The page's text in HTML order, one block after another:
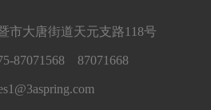
市大唐街道天元支路118号
87071568 87071668